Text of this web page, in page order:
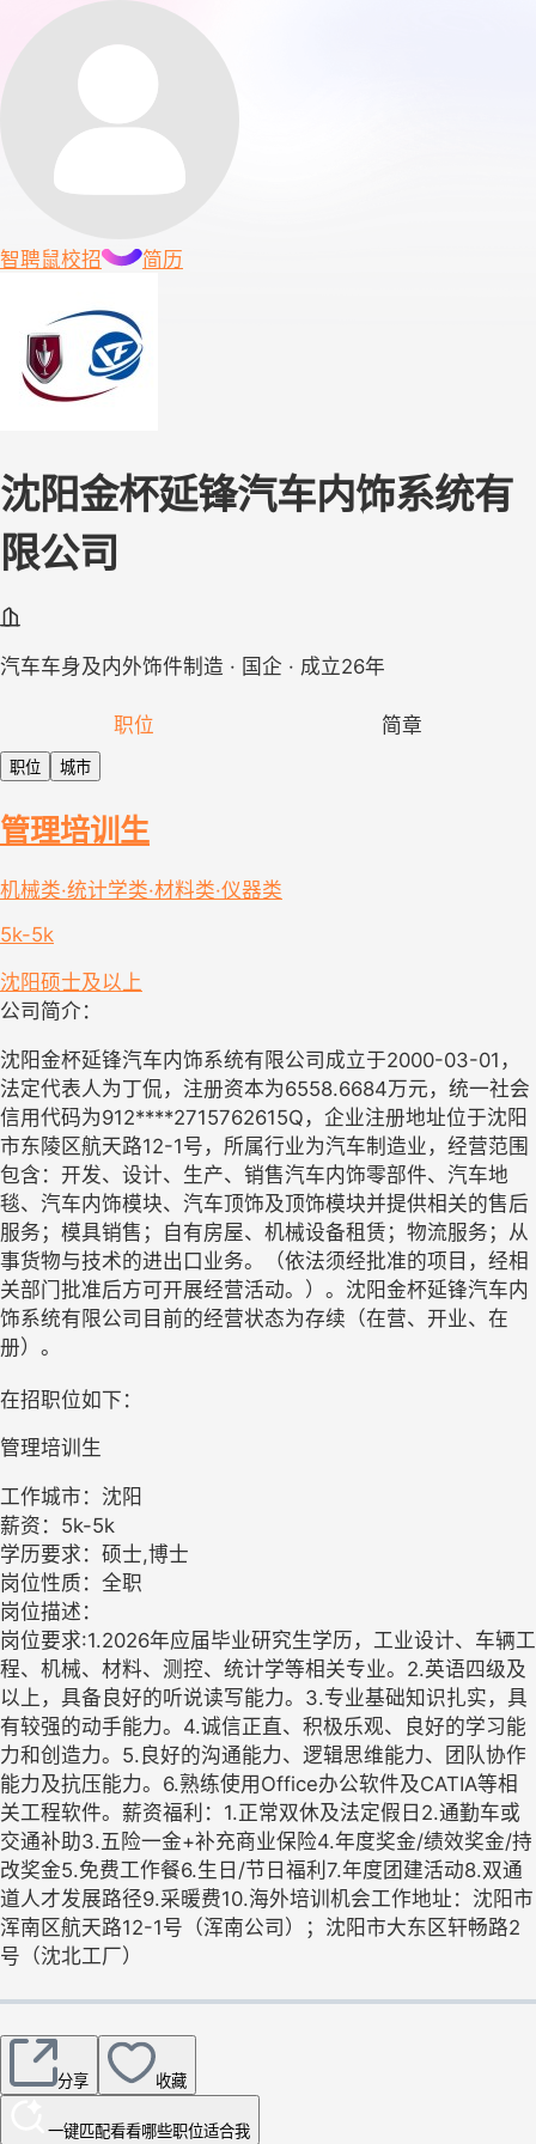
智聘鼠校招 简历
沈阳金杯延锋汽车内饰系统有
限公司
汽车车身及内外饰件制造 · 国企 · 成立26年
职位 简章
职位 城市
管理培训生
机械类·统计学类·材料类·仪器类
5k-5k
沈阳硕士及以上
公司简介：
沈阳金杯延锋汽车内饰系统有限公司成立于2000-03-01，
法定代表人为丁侃，注册资本为6558.6684万元，统一社会
信用代码为912****2715762615Q，企业注册地址位于沈阳
市东陵区航天路12-1号，所属行业为汽车制造业，经营范围
包含：开发、设计、生产、销售汽车内饰零部件、汽车地
毯、汽车内饰模块、汽车顶饰及顶饰模块并提供相关的售后
服务；模具销售；自有房屋、机械设备租赁；物流服务；从
事货物与技术的进出口业务。（依法须经批准的项目，经相
关部门批准后方可开展经营活动。）。沈阳金杯延锋汽车内
饰系统有限公司目前的经营状态为存续（在营、开业、在
册）。
在招职位如下：
管理培训生
工作城市：沈阳
薪资：5k-5k
学历要求：硕士,博士
岗位性质：全职
岗位描述：
岗位要求:1.2026年应届毕业研究生学历，工业设计、车辆工
程、机械、材料、测控、统计学等相关专业。2.英语四级及
以上，具备良好的听说读写能力。3.专业基础知识扎实，具
有较强的动手能力。4.诚信正直、积极乐观、良好的学习能
力和创造力。5.良好的沟通能力、逻辑思维能力、团队协作
能力及抗压能力。6.熟练使用Office办公软件及CATIA等相
关工程软件。薪资福利：1.正常双休及法定假日2.通勤车或
交通补助3.五险一金+补充商业保险4.年度奖金/绩效奖金/持
改奖金5.免费工作餐6.生日/节日福利7.年度团建活动8.双通
道人才发展路径9.采暖费10.海外培训机会工作地址：沈阳市
浑南区航天路12-1号（浑南公司）；沈阳市大东区轩畅路2
号（沈北工厂）
分享 收藏
一键匹配看看哪些职位适合我